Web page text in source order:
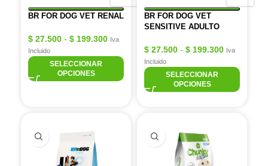
BR FOR DOG VET RENAL
$ 27.500 - $ 199.300 Iva
Incluido
SELECCIONAR
OPCIONES
BR FOR DOG VET
SENSITIVE ADULTO
$ 27.500 - $ 199.300 Iva
Incluido
SELECCIONAR
OPCIONES